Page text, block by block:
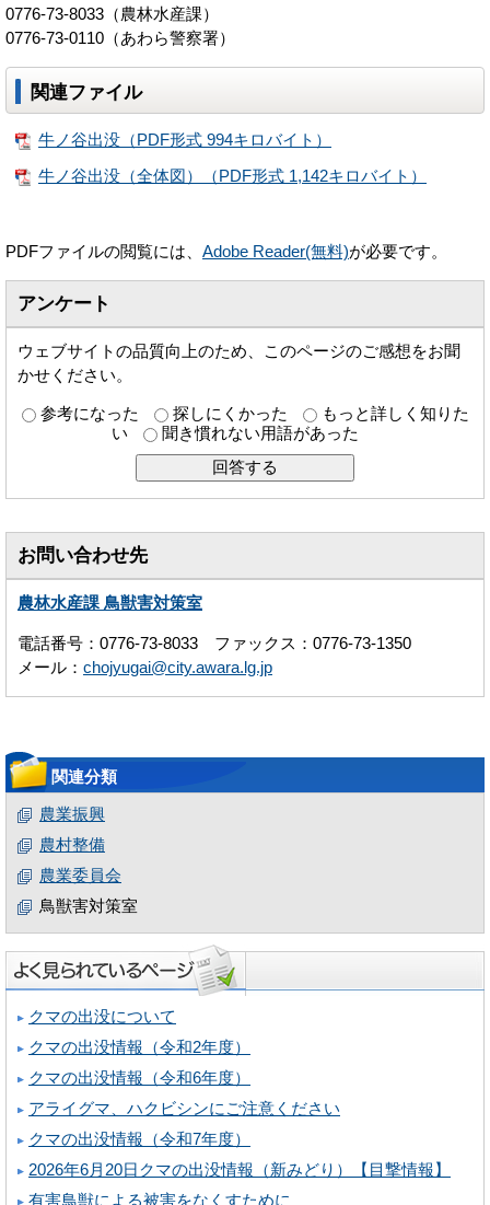
0776-73-8033（農林水産課）
0776-73-0110（あわら警察署）
関連ファイル
牛ノ谷出没（PDF形式 994キロバイト）
牛ノ谷出没（全体図）（PDF形式 1,142キロバイト）
PDFファイルの閲覧には、 Adobe Reader(無料)が必要です。
アンケート
ウェブサイトの品質向上のため、このページのご感想をお聞
かせください。
参考になった 探しにくかった
もっと詳しく知りた
い
聞き慣れない用語があった
お問い合わせ先
農林水産課 鳥獣害対策室
電話番号：0776-73-8033 ファックス：0776-73-1350
メール： chojyugai@city.awara.lg.jp
関連分類
農業振興
農村整備
農業委員会
鳥獣害対策室
クマの出没について
クマの出没情報（令和2年度）
クマの出没情報（令和6年度）
アライグマ、ハクビシンにご注意ください
クマの出没情報（令和7年度）
2026年6月20日クマの出没情報（新みどり）【目撃情報】
有害鳥獣による被害をなくすために